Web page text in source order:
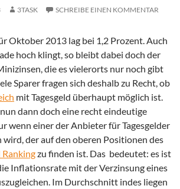
3TASK SCHREIBE EINEN KOMMENTAR
Oktober 2013 lag bei 1,2 Prozent. Auch
hoch klingt, so bleibt dabei doch der
die es vielerorts nur noch gibt
Sparer fragen sich deshalb zu Recht, ob
mit Tagesgeld überhaupt möglich ist.
dann doch eine recht eindeutige
wenn einer der Anbieter für Tagesgelder
wird, der auf den oberen Positionen des
Rankingzu finden ist. Das bedeutet: es ist
Inflationsrate mit der Verzinsung eines
Im Durchschnitt indes liegen